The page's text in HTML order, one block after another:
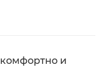
комфортно и